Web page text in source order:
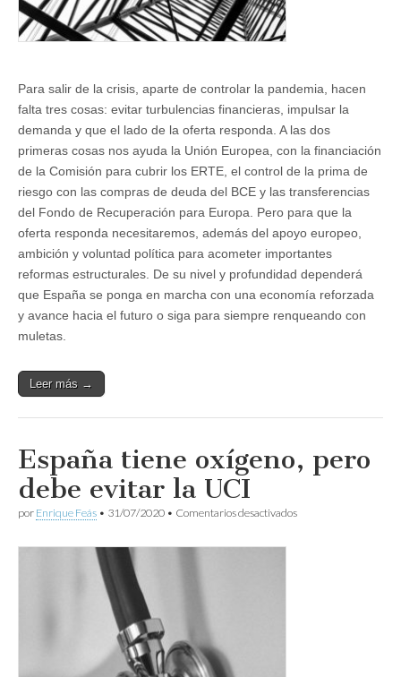
Para salir de la crisis, aparte de controlar la pandemia, hacen
falta tres cosas: evitar turbulencias financieras, impulsar la
demanda y que el lado de la oferta responda. A las dos
primeras cosas nos ayuda la Unión Europea, con la financiación
de la Comisión para cubrir los ERTE, el control de la prima de
riesgo con las compras de deuda del BCE y las transferencias
del Fondo de Recuperación para Europa. Pero para que la
oferta responda necesitaremos, además del apoyo europeo,
ambición y voluntad política para acometer importantes
reformas estructurales. De su nivel y profundidad dependerá
que España se ponga en marcha con una economía reforzada
y avance hacia el futuro o siga para siempre renqueando con
muletas.
Leer más →
España tiene oxígeno, pero
debe evitar la UCI
por Enrique Feás • 31/07/2020 • Comentarios desactivadosen